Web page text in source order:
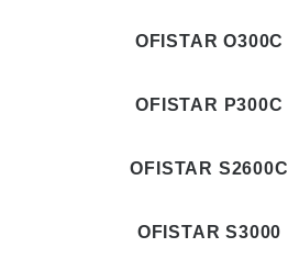
OFISTAR O300C
OFISTAR P300C
OFISTAR S2600C
OFISTAR S3000